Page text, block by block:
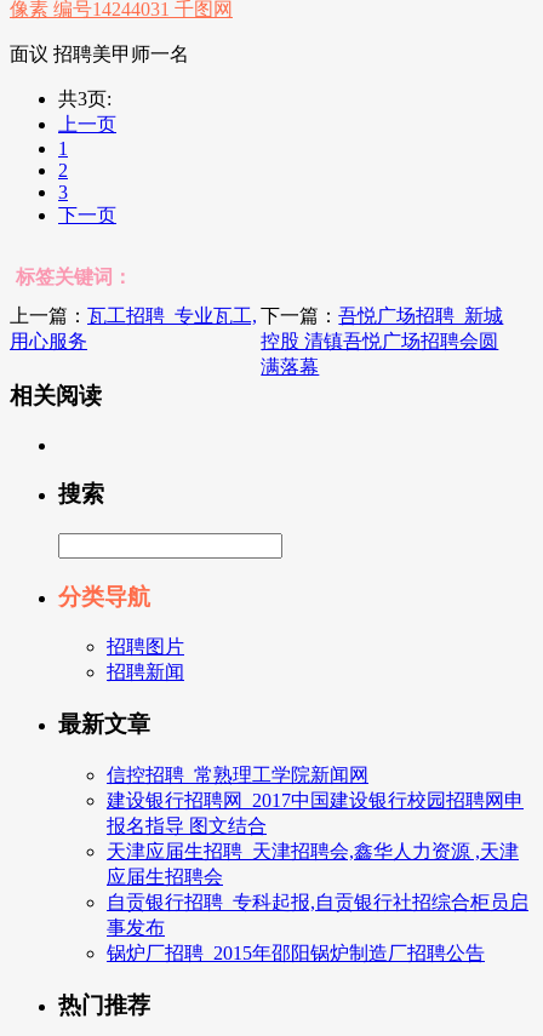
面议 招聘美甲师一名
共3页:
上一页
1
2
3
下一页
标签关键词：
上一篇： 瓦工招聘_专业瓦工,
用心服务
下一篇：吾悦广场招聘_新城
控股 清镇吾悦广场招聘会圆
满落幕
相关阅读
搜索
分类导航
招聘图片
招聘新闻
最新文章
信控招聘_常熟理工学院新闻网
建设银行招聘网_2017中国建设银行校园招聘网申
报名指导 图文结合
天津应届生招聘_天津招聘会,鑫华人力资源 ,天津
应届生招聘会
自贡银行招聘_专科起报,自贡银行社招综合柜员启
事发布
锅炉厂招聘_2015年邵阳锅炉制造厂招聘公告
热门推荐